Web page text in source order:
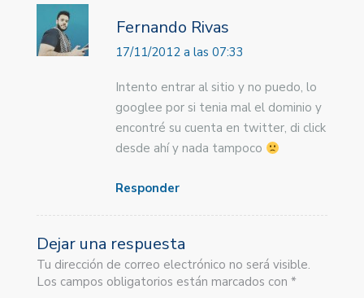
Fernando Rivas
17/11/2012 a las 07:33
Intento entrar al sitio y no puedo, lo
googlee por si tenia mal el dominio y
encontré su cuenta en twitter, di click
desde ahí y nada tampoco
Responder
Dejar una respuesta
Tu dirección de correo electrónico no será visible.
Los campos obligatorios están marcados con *